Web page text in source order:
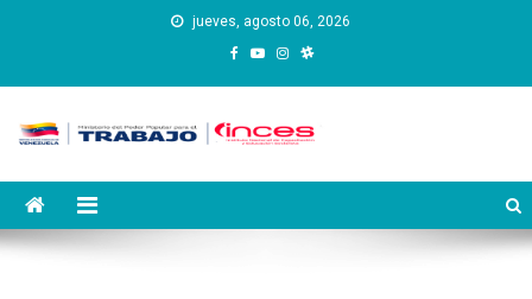
jueves, agosto 06, 2026
Instituto Nacional de
Capacitación y Educación